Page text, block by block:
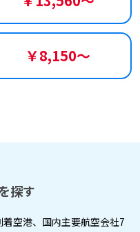
￥8,150～
探す
空港、国内主要航空会社7